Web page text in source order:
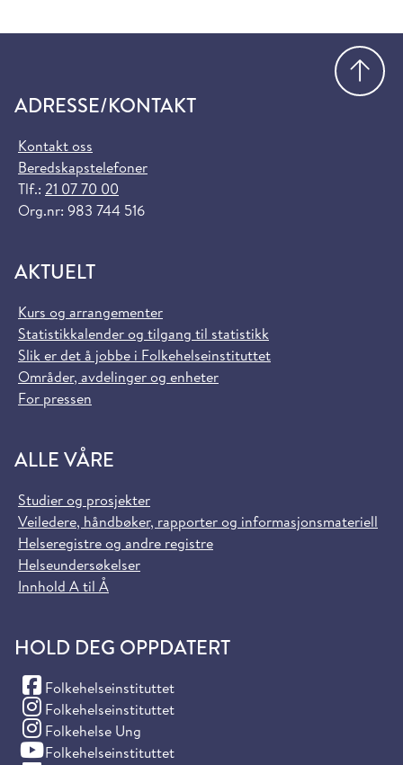
ADRESSE/KONTAKT
Kontakt oss
Beredskapstelefoner
Tlf.: 21 07 70 00
Org.nr: 983 744 516
AKTUELT
Kurs og arrangementer
Statistikkalender og tilgang til statistikk
Slik er det å jobbe i Folkehelseinstituttet
Områder, avdelinger og enheter
For pressen
ALLE VÅRE
Studier og prosjekter
Veiledere, håndbøker, rapporter og informasjonsmateriell
Helseregistre og andre registre
Helseundersøkelser
Innhold A til Å
HOLD DEG OPPDATERT
Folkehelseinstituttet
(Facebook)
Folkehelseinstituttet
(Instagram)
Folkehelse Ung
(Instagram)
Folkehelseinstituttet
(YouTube)